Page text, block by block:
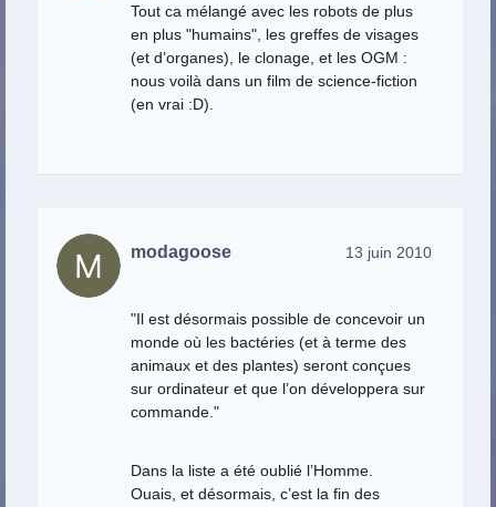
Tout ca mélangé avec les robots de plus
en plus "humains", les greffes de visages
(et d’organes), le clonage, et les OGM :
nous voilà dans un film de science-fiction
(en vrai :D).
modagoose 13 juin 2010
"Il est désormais possible de concevoir un
monde où les bactéries (et à terme des
animaux et des plantes) seront conçues
sur ordinateur et que l’on développera sur
commande."
Dans la liste a été oublié l’Homme.
Ouais, et désormais, c’est la fin des